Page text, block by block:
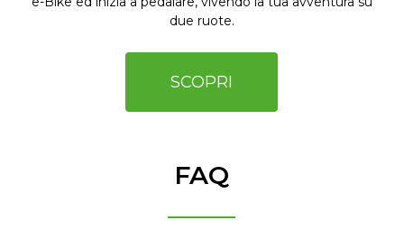
due ruote.
SCOPRI
FAQ